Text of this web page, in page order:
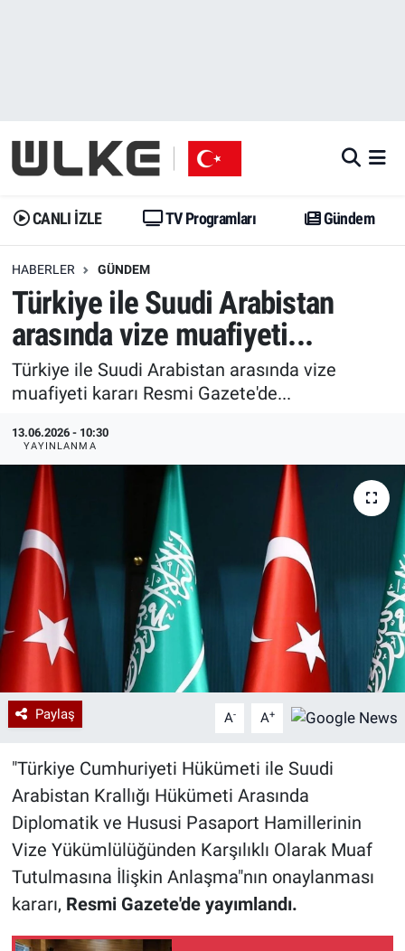
CANLI İZLE TV Programları Gündem
HABERLER GÜNDEM
Türkiye ile Suudi Arabistan
arasında vize muafiyeti...
Türkiye ile Suudi Arabistan arasında vize
muafiyeti kararı Resmi Gazete'de...
13.06.2026 - 10:30
YAYINLANMA
Paylaş A- A+
"Türkiye Cumhuriyeti Hükümeti ile Suudi
Arabistan Krallığı Hükümeti Arasında
Diplomatik ve Hususi Pasaport Hamillerinin
Vize Yükümlülüğünden Karşılıklı Olarak Muaf
Tutulmasına İlişkin Anlaşma"nın onaylanması
kararı, Resmi Gazete'de yayımlandı.
Gündem
Dünya
Erişim Bilgileri
Ekonomi
Trend
Özel Haberler
Yazarlar
Gündem
Trend
Erişim Bilgileri
Spor
Ekonomi
Dünya
Medya
Özel Haberler
Kadın
Erişim Bilgileri
Sağlık
Teknoloji
Ramazan
İstanbul Namaz Vakitleri
Trafik Durumu
Erişim Bilgileri
Tüm Manşetler
Son Dakika Haberleri
Haber Arşivi